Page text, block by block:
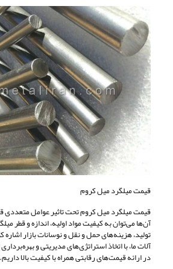
قیمت میلگرد میل کروم
قیمت میلگرد میل کروم تحت تاثیر عوامل متعددی
آن‌ها می‌توان به کیفیت مواد اولیه، اندازه و قطر
تولید، هزینه‌های حمل و نقل و نوسانات بازار
آلات ما، با اتخاذ استراتژی‌های مدیریتی و
در ارائه قیمت‌های رقابتی همراه با کیفیت بالا داریم.